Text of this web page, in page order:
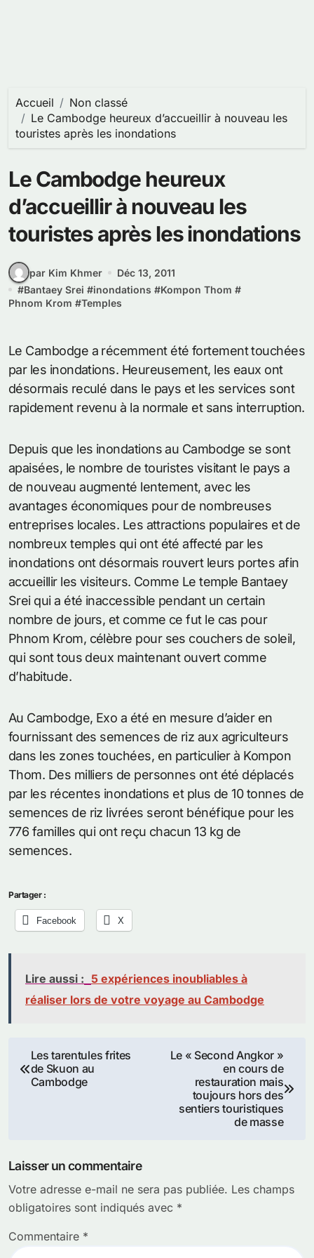
Accueil
Non classé
Le Cambodge heureux d’accueillir à nouveau les
touristes après les inondations
Le Cambodge heureux
d’accueillir à nouveau les
touristes après les inondations
par Kim Khmer
Déc 13, 2011
#Bantaey Srei #inondations #Kompon Thom #
Phnom Krom #Temples
Le Cambodge a récemment été fortement touchées
par les inondations. Heureusement, les eaux ont
désormais reculé dans le pays et les services sont
rapidement revenu à la normale et sans interruption.
Depuis que les inondations au Cambodge se sont
apaisées, le nombre de touristes visitant le pays a
de nouveau augmenté lentement, avec les
avantages économiques pour de nombreuses
entreprises locales. Les attractions populaires et de
nombreux temples qui ont été affecté par les
inondations ont désormais rouvert leurs portes afin
accueillir les visiteurs. Comme Le temple Bantaey
Srei qui a été inaccessible pendant un certain
nombre de jours, et comme ce fut le cas pour
Phnom Krom, célèbre pour ses couchers de soleil,
qui sont tous deux maintenant ouvert comme
d’habitude.
Au Cambodge, Exo a été en mesure d’aider en
fournissant des semences de riz aux agriculteurs
dans les zones touchées, en particulier à Kompon
Thom. Des milliers de personnes ont été déplacés
par les récentes inondations et plus de 10 tonnes de
semences de riz livrées seront bénéfique pour les
776 familles qui ont reçu chacun 13 kg de
semences.
Partager :
Facebook X
Lire aussi : 5 expériences inoubliables à
réaliser lors de votre voyage au Cambodge
Navigation
de
Les tarentules frites
de Skuon au
Cambodge
Le « Second Angkor »
en cours de
restauration mais
toujours hors des
sentiers touristiques
de masse
Laisser un commentaire
Votre adresse e-mail ne sera pas publiée. Les champs
obligatoires sont indiqués avec *
Commentaire *